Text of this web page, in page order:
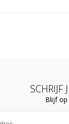
SCHRIJF
Blijf op